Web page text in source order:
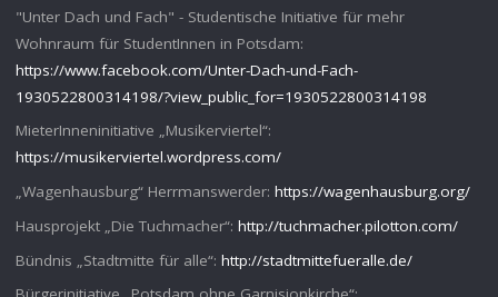
"Unter Dach und Fach" - Studentische Initiative für mehr
Wohnraum für StudentInnen in Potsdam:
https://www.facebook.com/Unter-Dach-und-Fach-
1930522800314198/?view_public_for=1930522800314198
MieterInneninitiative „Musikerviertel“:
https://musikerviertel.wordpress.com/
„Wagenhausburg“ Herrmanswerder: https://wagenhausburg.org/
Hausprojekt „Die Tuchmacher“: http://tuchmacher.pilotton.com/
Bündnis „Stadtmitte für alle“: http://stadtmittefueralle.de/